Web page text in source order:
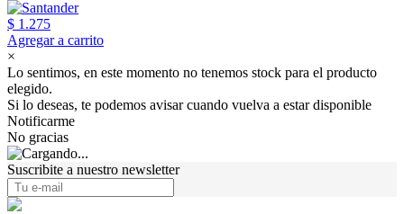
$ 1.275
Agregar a carrito
×
Lo sentimos, en este momento no tenemos stock para el producto
elegido.
Si lo deseas, te podemos avisar cuando vuelva a estar disponible
Notificarme
No gracias
Suscribite a nuestro newsletter